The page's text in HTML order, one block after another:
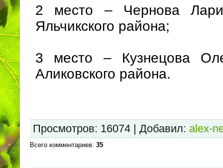
2 место – Чернова
Яльчикского района;
3 место – Кузнецова
Аликовского района.
Просмотров: 16074 | Добавил: alex-
Всего комментариев: 35